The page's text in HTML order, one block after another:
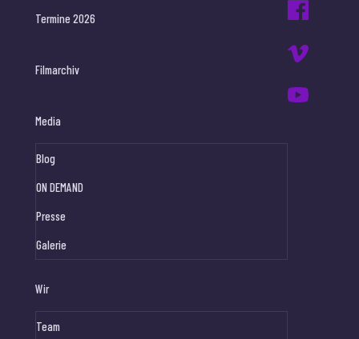
Termine 2026
Filmarchiv
Media
Blog
ON DEMAND
Presse
Galerie
Wir
Team